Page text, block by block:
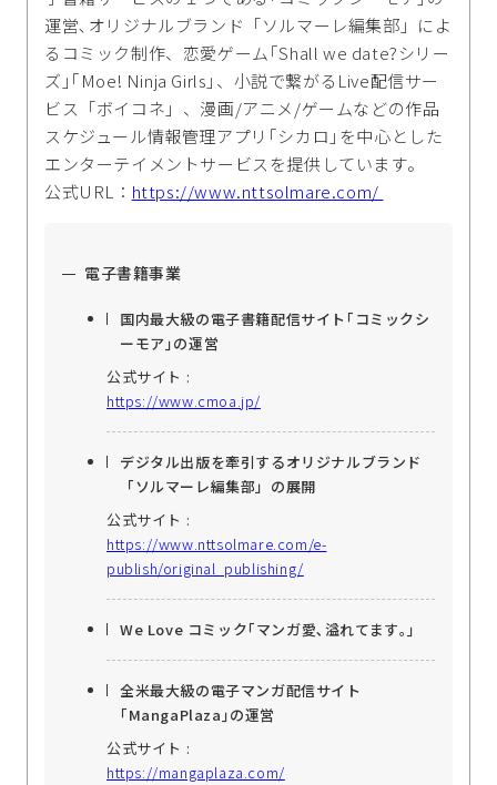
運営､オリジナルブランド「ソルマーレ編集部」によ
るコミック制作、恋愛ゲーム｢Shall we date?シリー
ズ｣｢Moe! Ninja Girls｣、小説で繋がるLive配信サー
ビス「ボイコネ」、漫画/アニメ/ゲームなどの作品
スケジュール情報管理アプリ｢シカロ｣を中心とした
エンターテイメントサービスを提供しています。
公式URL： https://www.nttsolmare.com/
電子書籍事業
国内最大級の電子書籍配信サイト｢コミックシ
ーモア｣の運営
公式サイト :
https://www.cmoa.jp/
デジタル出版を牽引するオリジナルブランド
「ソルマーレ編集部」の展開
公式サイト :
https://www.nttsolmare.com/e-
publish/original_publishing/
We Love コミック｢マンガ愛､溢れてます｡｣
全米最大級の電子マンガ配信サイト
｢MangaPlaza｣の運営
公式サイト :
https://mangaplaza.com/